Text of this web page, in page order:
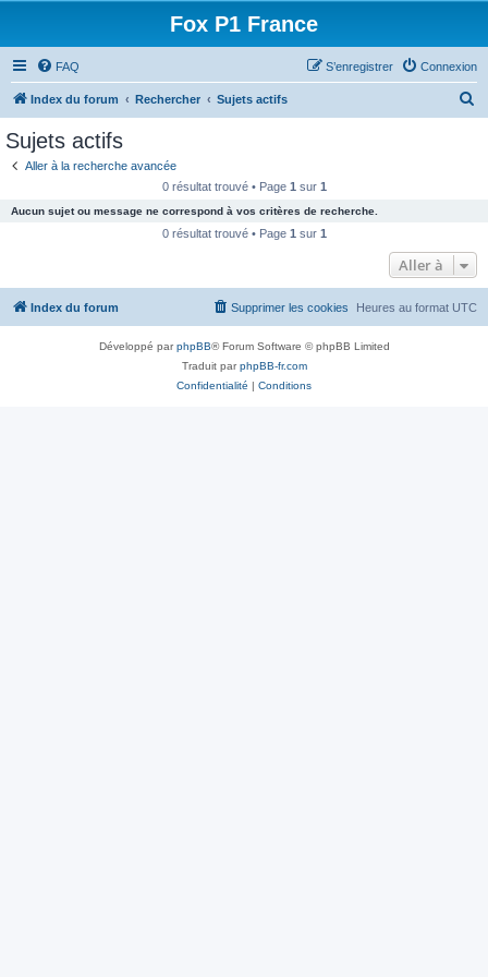
Fox P1 France
FAQ Connexion
S’enregistrer
Index du forum Rechercher Sujets actifs
c
e
Sujets actifs
Aller à la recherche avancée
0 résultat trouvé • Page 1 sur 1
Aucun sujet ou message ne correspond à vos critères de recherche.
0 résultat trouvé • Page 1 sur 1
Aller à
Index du forum Heures au format UTC
Supprimer les cookies
Développé parphpBB® Forum Software © phpBB Limited
Traduit parphpBB-fr.com
Confidentialité | Conditions